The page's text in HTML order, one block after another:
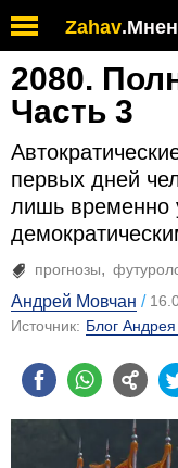
Zahav.
2080.
Часть 3
первых дней
лишь временно
прогнозы
Андрей Мовчан
Источник: Блог